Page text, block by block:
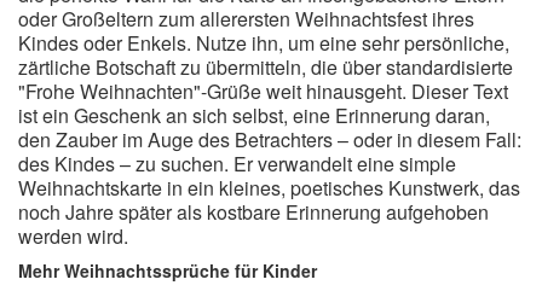
oder Großeltern zum allerersten Weihnachtsfest ihres
Kindes oder Enkels. Nutze ihn, um eine sehr persönliche,
zärtliche Botschaft zu übermitteln, die über standardisierte
"Frohe Weihnachten"-Grüße weit hinausgeht. Dieser Text
ist ein Geschenk an sich selbst, eine Erinnerung daran,
den Zauber im Auge des Betrachters – oder in diesem Fall:
des Kindes – zu suchen. Er verwandelt eine simple
Weihnachtskarte in ein kleines, poetisches Kunstwerk, das
noch Jahre später als kostbare Erinnerung aufgehoben
werden wird.
Mehr Weihnachtssprüche für Kinder